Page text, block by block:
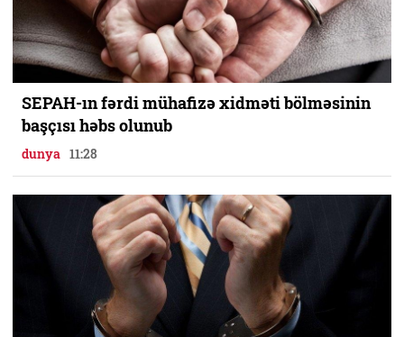
SEPAH-ın fərdi mühafizə xidməti bölməsinin
başçısı həbs olunub
dunya 11:28